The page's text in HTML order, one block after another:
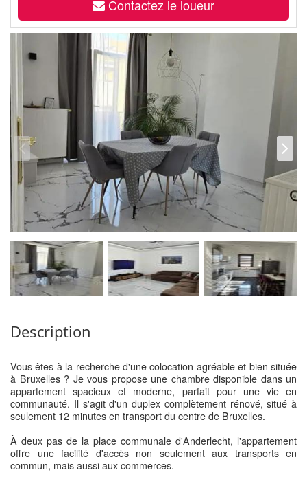
Contactez le loueur
Description
Vous êtes à la recherche d'une colocation agréable et bien située
à Bruxelles ? Je vous propose une chambre disponible dans un
appartement spacieux et moderne, parfait pour une vie en
communauté. Il s'agit d'un duplex complètement rénové, situé à
seulement 12 minutes en transport du centre de Bruxelles.
À deux pas de la place communale d'Anderlecht, l'appartement
offre une facilité d'accès non seulement aux transports en
commun, mais aussi aux commerces.